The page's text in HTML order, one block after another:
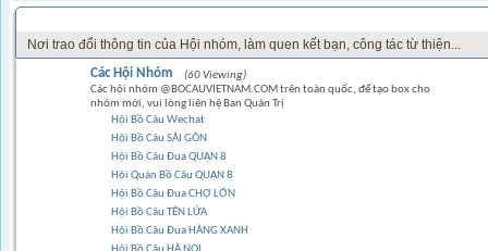
Nơi trao đổi thông tin của Hội nhóm, làm quen kết bạn, công tác từ thiện...
Các Hội Nhóm
(60 Viewing)
Các hội nhóm @BOCAUVIETNAM.COM trên toàn quốc, để tạo box cho
nhóm mới, vui lòng liên hệ Ban Quản Trị
Hội Bồ Câu Wechat
Hội Bồ Câu SÀI GÒN
Hội Bồ Câu Đua QUẬN 8
Hội Quán Bồ Câu QUẬN 8
Hội Bồ Câu Đua CHỢ LỚN
Hội Bồ Câu TÊN LỬA
Hội Bồ Câu Đua HÀNG XANH